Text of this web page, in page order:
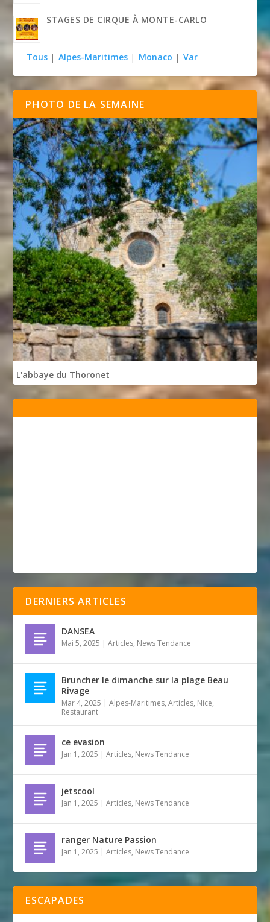
STAGES DE CIRQUE À MONTE-CARLO
Tous | Alpes-Maritimes | Monaco | Var
PHOTO DE LA SEMAINE
L'abbaye du Thoronet
DERNIERS ARTICLES
DANSEA
Mai 5, 2025 |Articles, News Tendance
Bruncher le dimanche sur la plage Beau
Rivage
Mar 4, 2025 |Alpes-Maritimes,Articles, Nice,
Restaurant
ce evasion
Jan 1, 2025 |Articles, News Tendance
jetscool
Jan 1, 2025 |Articles, News Tendance
ranger Nature Passion
Jan 1, 2025 |Articles, News Tendance
ESCAPADES